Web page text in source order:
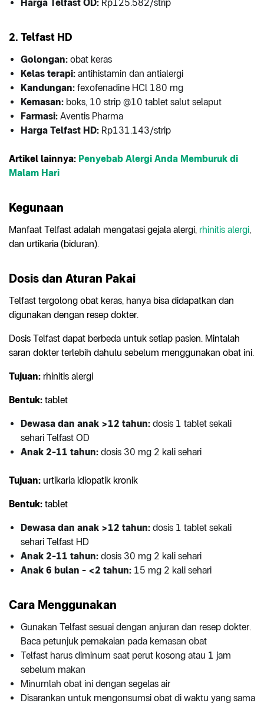
Harga Telfast OD: Rp125.582/strip
2. Telfast HD
Golongan: obat keras
Kelas terapi: antihistamin dan antialergi
Kandungan: fexofenadine HCl 180 mg
Kemasan: boks, 10 strip @10 tablet salut selaput
Farmasi: Aventis Pharma
Harga Telfast HD: Rp131.143/strip
Artikel lainnya: Penyebab Alergi Anda Memburuk di
Malam Hari
Kegunaan
Manfaat Telfast adalah mengatasi gejala alergi, rhinitis alergi,
dan urtikaria (biduran).
Dosis dan Aturan Pakai
Telfast tergolong obat keras, hanya bisa didapatkan dan
digunakan dengan resep dokter.
Dosis Telfast dapat berbeda untuk setiap pasien. Mintalah
saran dokter terlebih dahulu sebelum menggunakan obat ini.
Tujuan: rhinitis alergi
Bentuk: tablet
Dewasa dan anak >12 tahun: dosis 1 tablet sekali
sehari Telfast OD
Anak 2-11 tahun: dosis 30 mg 2 kali sehari
Tujuan: urtikaria idiopatik kronik
Bentuk: tablet
Dewasa dan anak >12 tahun: dosis 1 tablet sekali
sehari Telfast HD
Anak 2-11 tahun: dosis 30 mg 2 kali sehari
Anak 6 bulan - <2 tahun: 15 mg 2 kali sehari
Cara Menggunakan
Gunakan Telfast sesuai dengan anjuran dan resep dokter.
Baca petunjuk pemakaian pada kemasan obat
Telfast harus diminum saat perut kosong atau 1 jam
sebelum makan
Minumlah obat ini dengan segelas air
Disarankan untuk mengonsumsi obat di waktu yang sama